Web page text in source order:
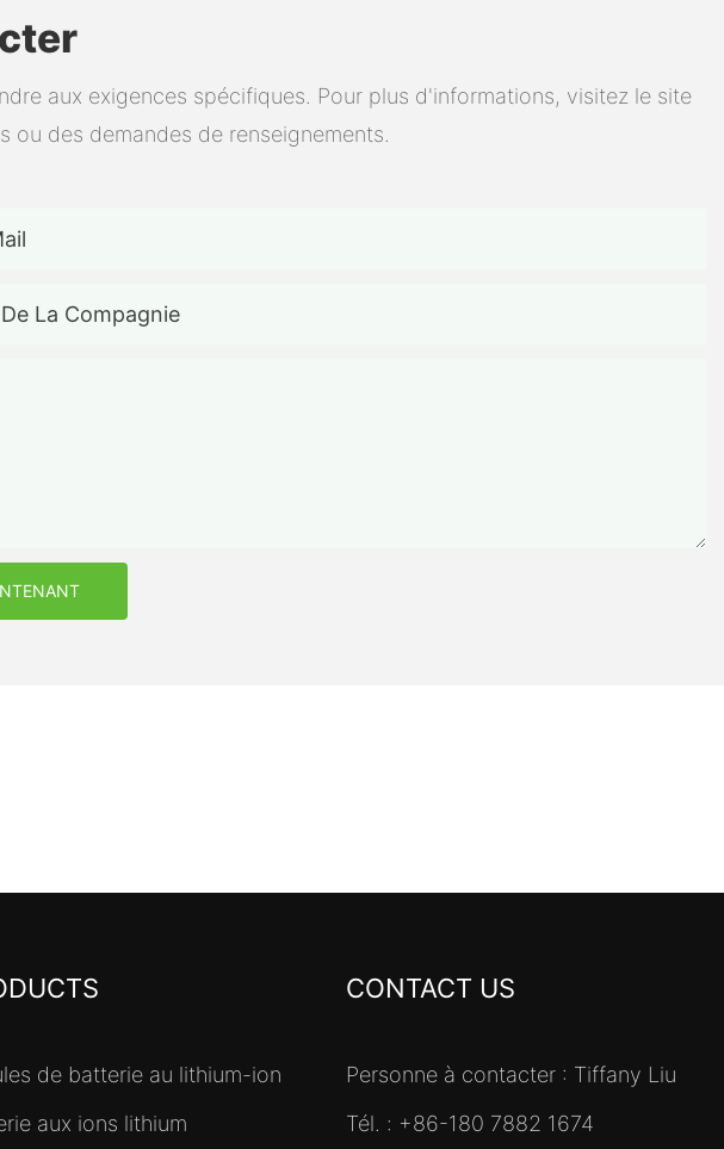
bricolage
aux exigences spécifiques. Pour plus d'informations, visitez le site
des demandes de renseignements.
La Compagnie
de batterie au lithium-ion
aux ions lithium
CONTACT US
Personne à contacter : Tiffany Liu
Tél. : +86-180 7882 1674